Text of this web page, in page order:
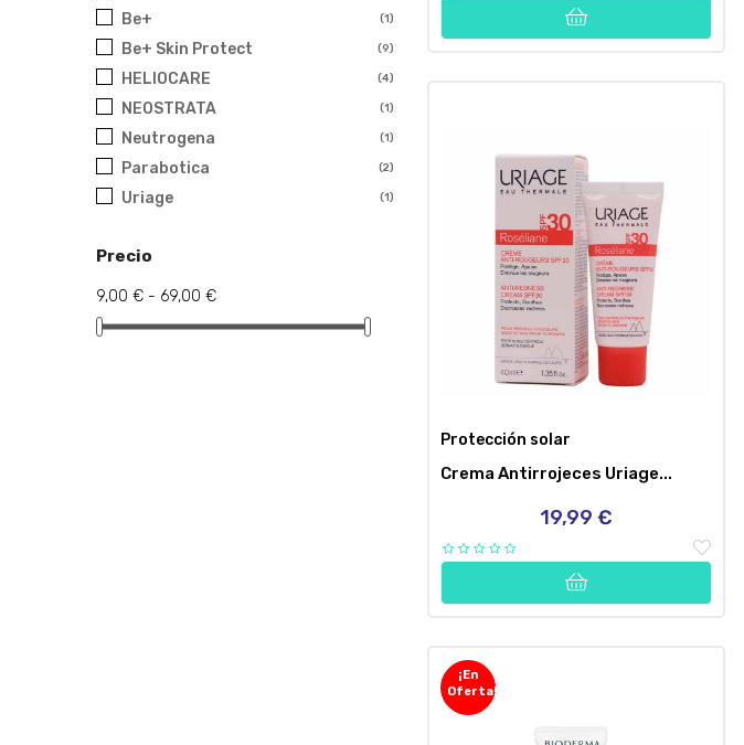
Be+ (1)
Be+ Skin Protect (9)
HELIOCARE (4)
NEOSTRATA (1)
Neutrogena (1)
Parabotica (2)
Uriage (1)
Precio
9,00 € - 69,00 €
Protección solar
Crema Antirrojeces Uriage...
Precio
19,99 €
¡En
Oferta!